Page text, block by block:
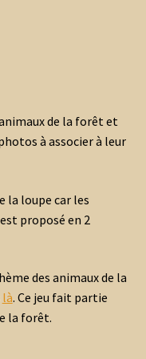
de la forêt et
à associer à leur
la loupe car les
proposé en 2
des animaux de la
là. Ce jeu fait partie
la forêt.